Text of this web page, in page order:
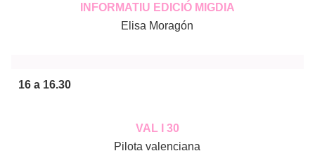
INFORMATIU EDICIÓ MIGDIA
Elisa Moragón
16 a 16.30
VAL I 30
Pilota valenciana